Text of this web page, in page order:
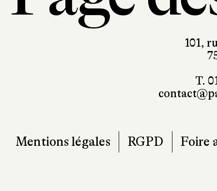
101,
T.
Mentions légales RGPD Foire